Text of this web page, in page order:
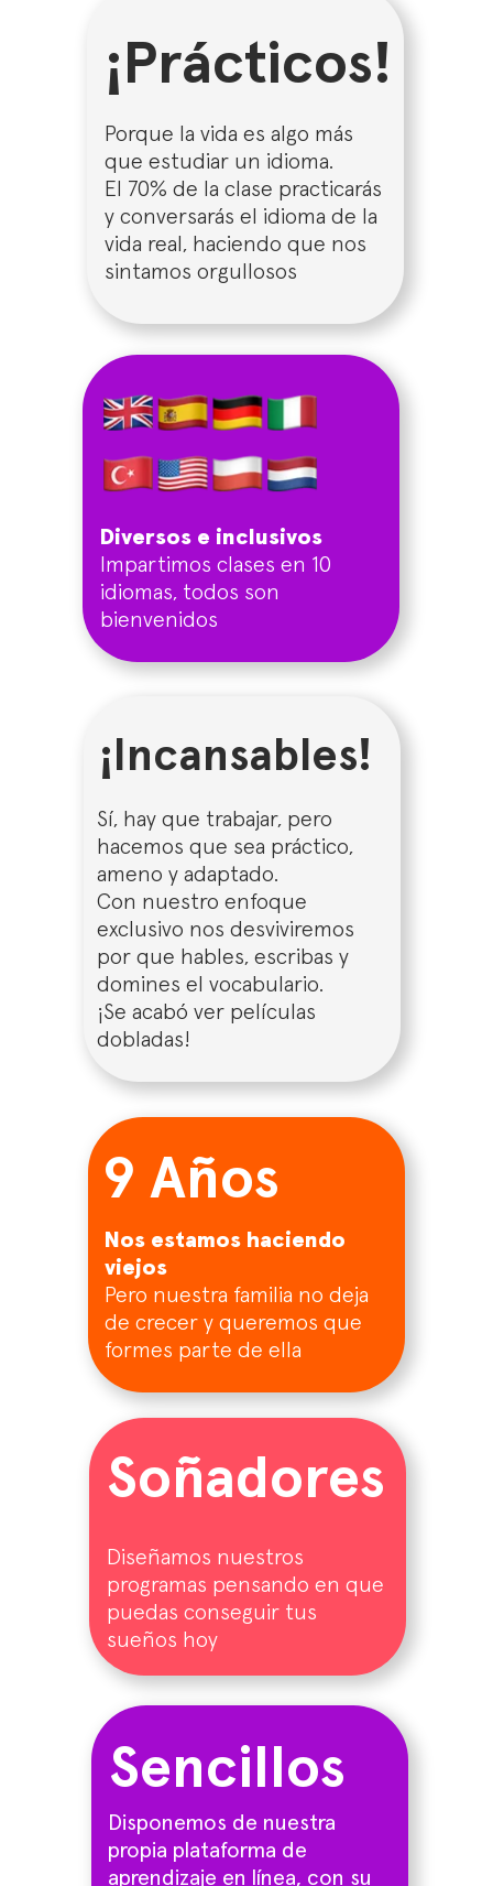
Diversos e inclusivos
Impartimos clases en 10
idiomas, todos son
bienvenidos
¡Incansables!
Sí, hay que trabajar, pero
hacemos que sea práctico,
ameno y adaptado.
Con nuestro enfoque
exclusivo nos desviviremos
por que hables, escribas y
domines el vocabulario.
¡Se acabó ver películas
dobladas!
Nos estamos haciendo
viejos
Pero nuestra familia no deja
de crecer y queremos que
formes parte de ella
9 Años
Soñadores
Diseñamos nuestros
programas pensando en que
puedas conseguir tus
sueños hoy
Sencillos
Disponemos de nuestra
propia plataforma de
aprendizaje en línea, con su
Porque la vida es algo más
que estudiar un idioma.
El 70% de la clase practicarás
y conversarás el idioma de la
vida real, haciendo que nos
sintamos orgullosos
¡Prácticos!